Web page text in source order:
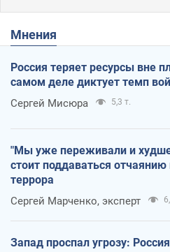
Мнения
Россия теряет ресурсы вне
самом деле диктует темп
Сергей Мисюра 5,3 т.
"Мы уже переживали и
стоит поддаваться отчаянию
террора
Сергей Марченко, эксперт
Запад проспал угрозу: